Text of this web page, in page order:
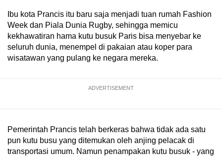
Ibu kota Prancis itu baru saja menjadi tuan rumah Fashion
Week dan Piala Dunia Rugby, sehingga memicu
kekhawatiran hama kutu busuk Paris bisa menyebar ke
seluruh dunia, menempel di pakaian atau koper para
wisatawan yang pulang ke negara mereka.
ADVERTISEMENT
Pemerintah Prancis telah berkeras bahwa tidak ada satu
pun kutu busu yang ditemukan oleh anjing pelacak di
transportasi umum. Namun penampakan kutu busuk - yang
to
a
supported
browser
or,
download
the
mobile